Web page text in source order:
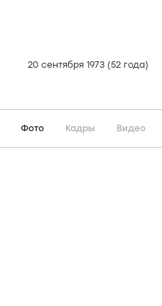
20 сентября 1973 (52 года)
Фото Кадры Видео